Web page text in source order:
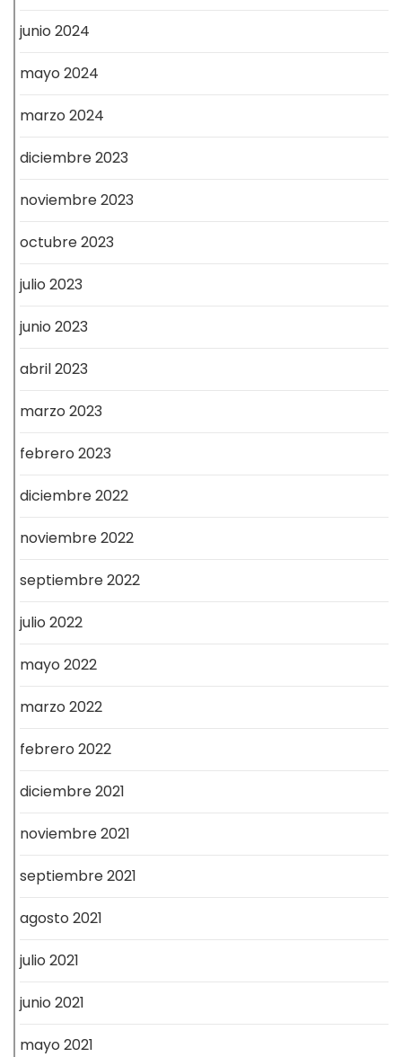
junio 2024
mayo 2024
marzo 2024
diciembre 2023
noviembre 2023
octubre 2023
julio 2023
junio 2023
abril 2023
marzo 2023
febrero 2023
diciembre 2022
noviembre 2022
septiembre 2022
julio 2022
mayo 2022
marzo 2022
febrero 2022
diciembre 2021
noviembre 2021
septiembre 2021
agosto 2021
julio 2021
junio 2021
mayo 2021